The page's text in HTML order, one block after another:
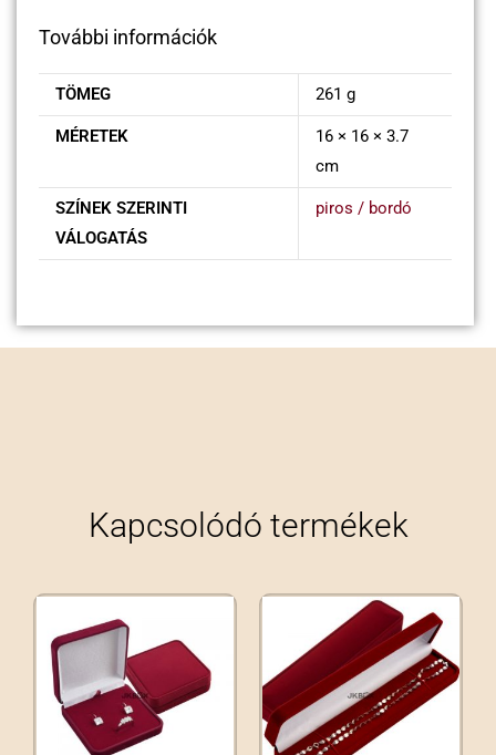
További információk
TÖMEG 261 g
MÉRETEK
16 × 16 × 3.7
cm
SZÍNEK SZERINTI
VÁLOGATÁS
piros / bordó
Kapcsolódó termékek